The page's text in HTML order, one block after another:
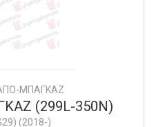
ΜΠΑΓΚΑΖ
(299L-350N)
(2018-)